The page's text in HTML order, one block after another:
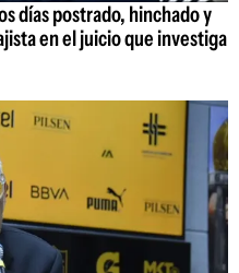
días postrado, hinchado y
en el juicio que investiga